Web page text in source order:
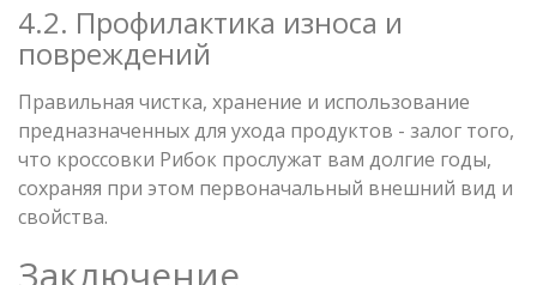
4.2. Профилактика износа и
повреждений
Правильная чистка, хранение и использование
предназначенных для ухода продуктов - залог того,
что кроссовки Рибок прослужат вам долгие годы,
сохраняя при этом первоначальный внешний вид и
свойства.
Заключение